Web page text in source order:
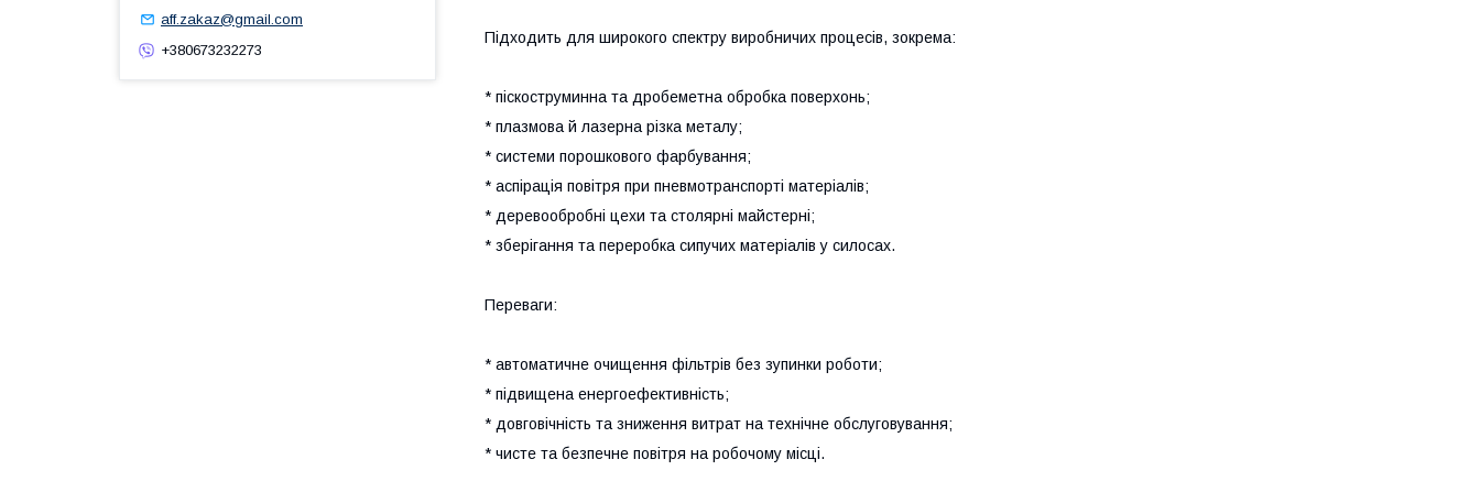
Підходить для широкого спектру виробничих процесів, зокрема:
* піскоструминна та дробеметна обробка поверхонь;
* плазмова й лазерна різка металу;
* системи порошкового фарбування;
* аспірація повітря при пневмотранспорті матеріалів;
* деревообробні цехи та столярні майстерні;
* зберігання та переробка сипучих матеріалів у силосах.
Переваги:
* автоматичне очищення фільтрів без зупинки роботи;
* підвищена енергоефективність;
* довговічність та зниження витрат на технічне обслуговування;
* чисте та безпечне повітря на робочому місці.
aff.zakaz@gmail.com
+380673232273